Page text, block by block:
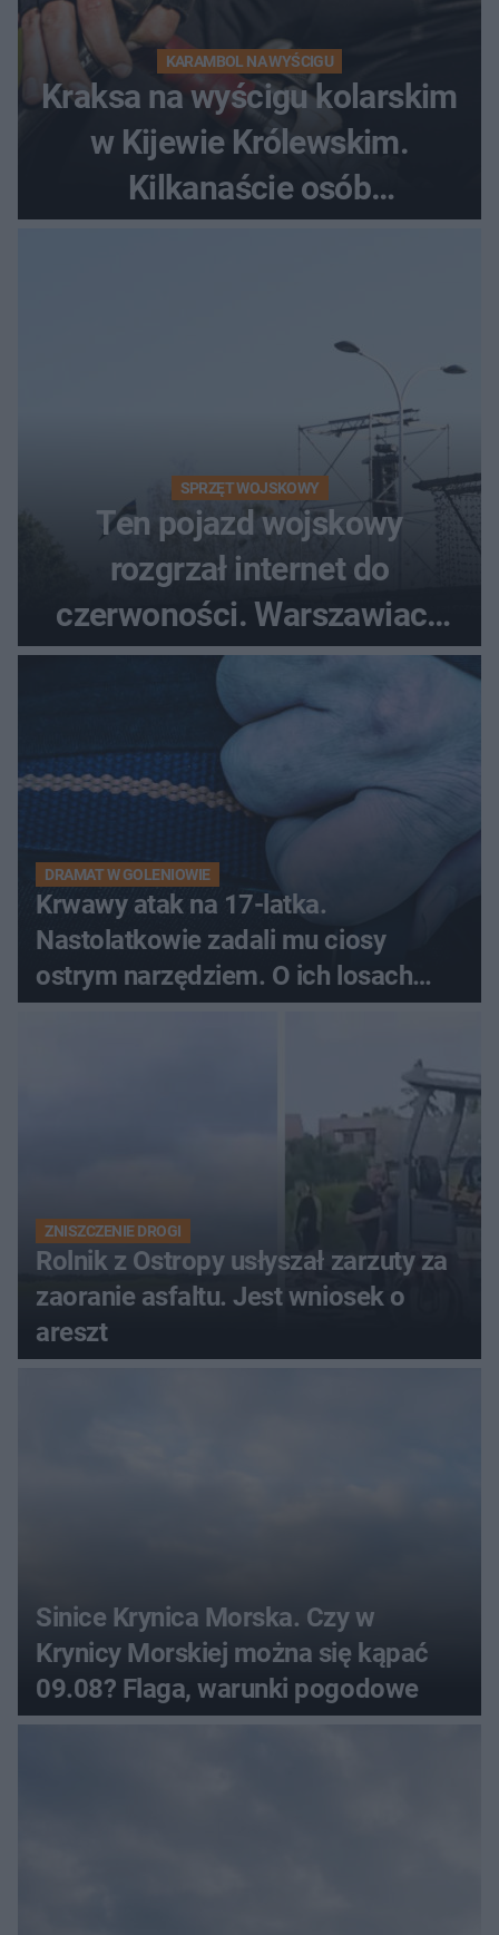
KARAMBOL NA WYŚCIGU
Kraksa na wyścigu kolarskim
w Kijewie Królewskim.
Kilkanaście osób
poszkodowanych, lądował
SPRZĘT WOJSKOWY
Ten pojazd wojskowy
rozgrzał internet do
czerwoności. Warszawiacy
pytali, czy to Mad Max!
DRAMAT W GOLENIOWIE
Krwawy atak na 17-latka.
Nastolatkowie zadali mu ciosy
ostrym narzędziem. O ich losach
zdecyduje sąd rodzinny
ZNISZCZENIE DROGI
Rolnik z Ostropy usłyszał zarzuty za
zaoranie asfaltu. Jest wniosek o
areszt
Sinice Krynica Morska. Czy w
Krynicy Morskiej można się kąpać
09.08? Flaga, warunki pogodowe